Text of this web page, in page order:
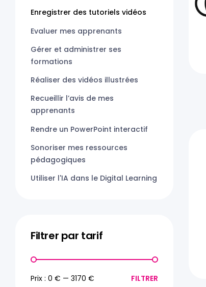
Enregistrer des tutoriels vidéos
Evaluer mes apprenants
Gérer et administrer ses
formations
Réaliser des vidéos illustrées
Recueillir l’avis de mes
apprenants
Rendre un PowerPoint interactif
Sonoriser mes ressources
pédagogiques
Utiliser l'IA dans le Digital Learning
Filtrer par tarif
FILTRER
Prix : 0 € — 3170 €